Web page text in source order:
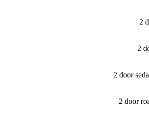
2
2
2 door
2 door